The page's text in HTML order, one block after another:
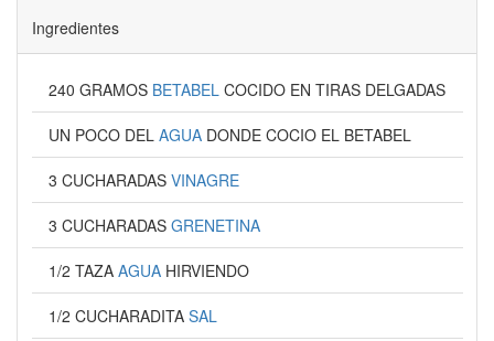
Ingredientes
240 GRAMOS BETABEL COCIDO EN TIRAS DELGADAS
UN POCO DEL AGUA DONDE COCIO EL BETABEL
3 CUCHARADAS VINAGRE
3 CUCHARADAS GRENETINA
1/2 TAZA AGUA HIRVIENDO
1/2 CUCHARADITA SAL